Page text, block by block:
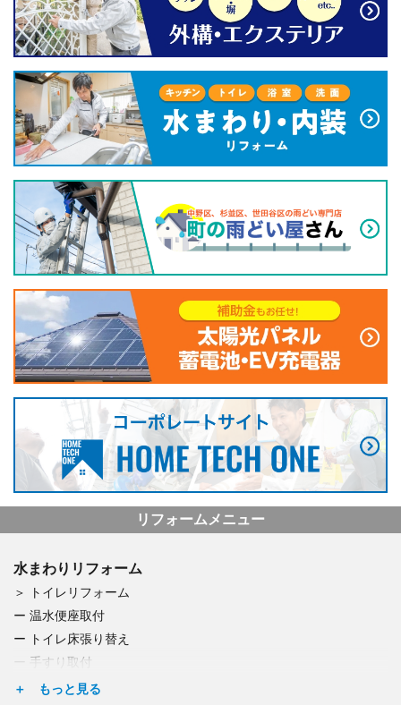
リフォームメニュー
水まわりリフォーム
トイレリフォーム
温水便座取付
トイレ床張り替え
手すり取付
つまり・水漏れ修理